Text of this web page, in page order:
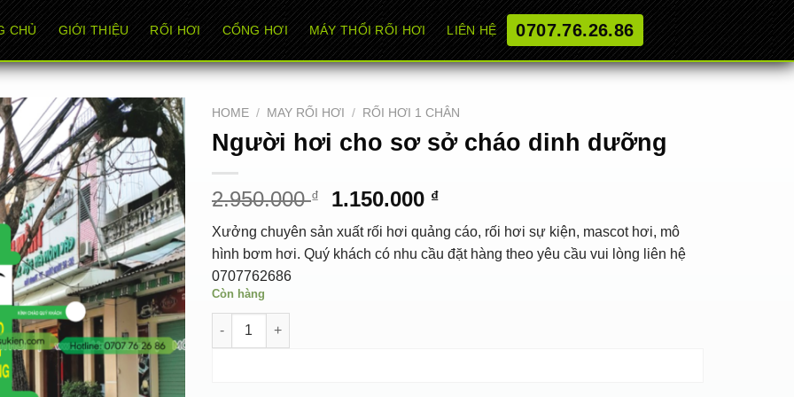
CHỦ GIỚI THIỆU RỐI HƠI CỔNG HƠI MÁY THỔI RỐI HƠI LIÊN HỆ 0707.76.26.86
HOME / MAY RỐI HƠI / RỐI HƠI 1 CHÂN
Người hơi cho sơ sở cháo dinh dưỡng
2.950.000₫
Original
price
was:
2.950.000 ₫.
1.150.000 ₫Current
price
is:
1.150.000 ₫.
Xưởng chuyên sản xuất rối hơi quảng cáo, rối hơi sự kiện, mascot hơi, mô
hình bơm hơi. Quý khách có nhu cầu đặt hàng theo yêu cầu vui lòng liên hệ
0707762686
Còn hàng
Người hơi cho sơ sở cháo dinh dưỡng quantity